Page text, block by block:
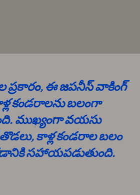
ప్రకారం, ఈ జపనీస్ వాకింగ్
కండరాలను బలంగా
ముఖ్యంగా వయసు
కాళ్ల కండరాల బలం